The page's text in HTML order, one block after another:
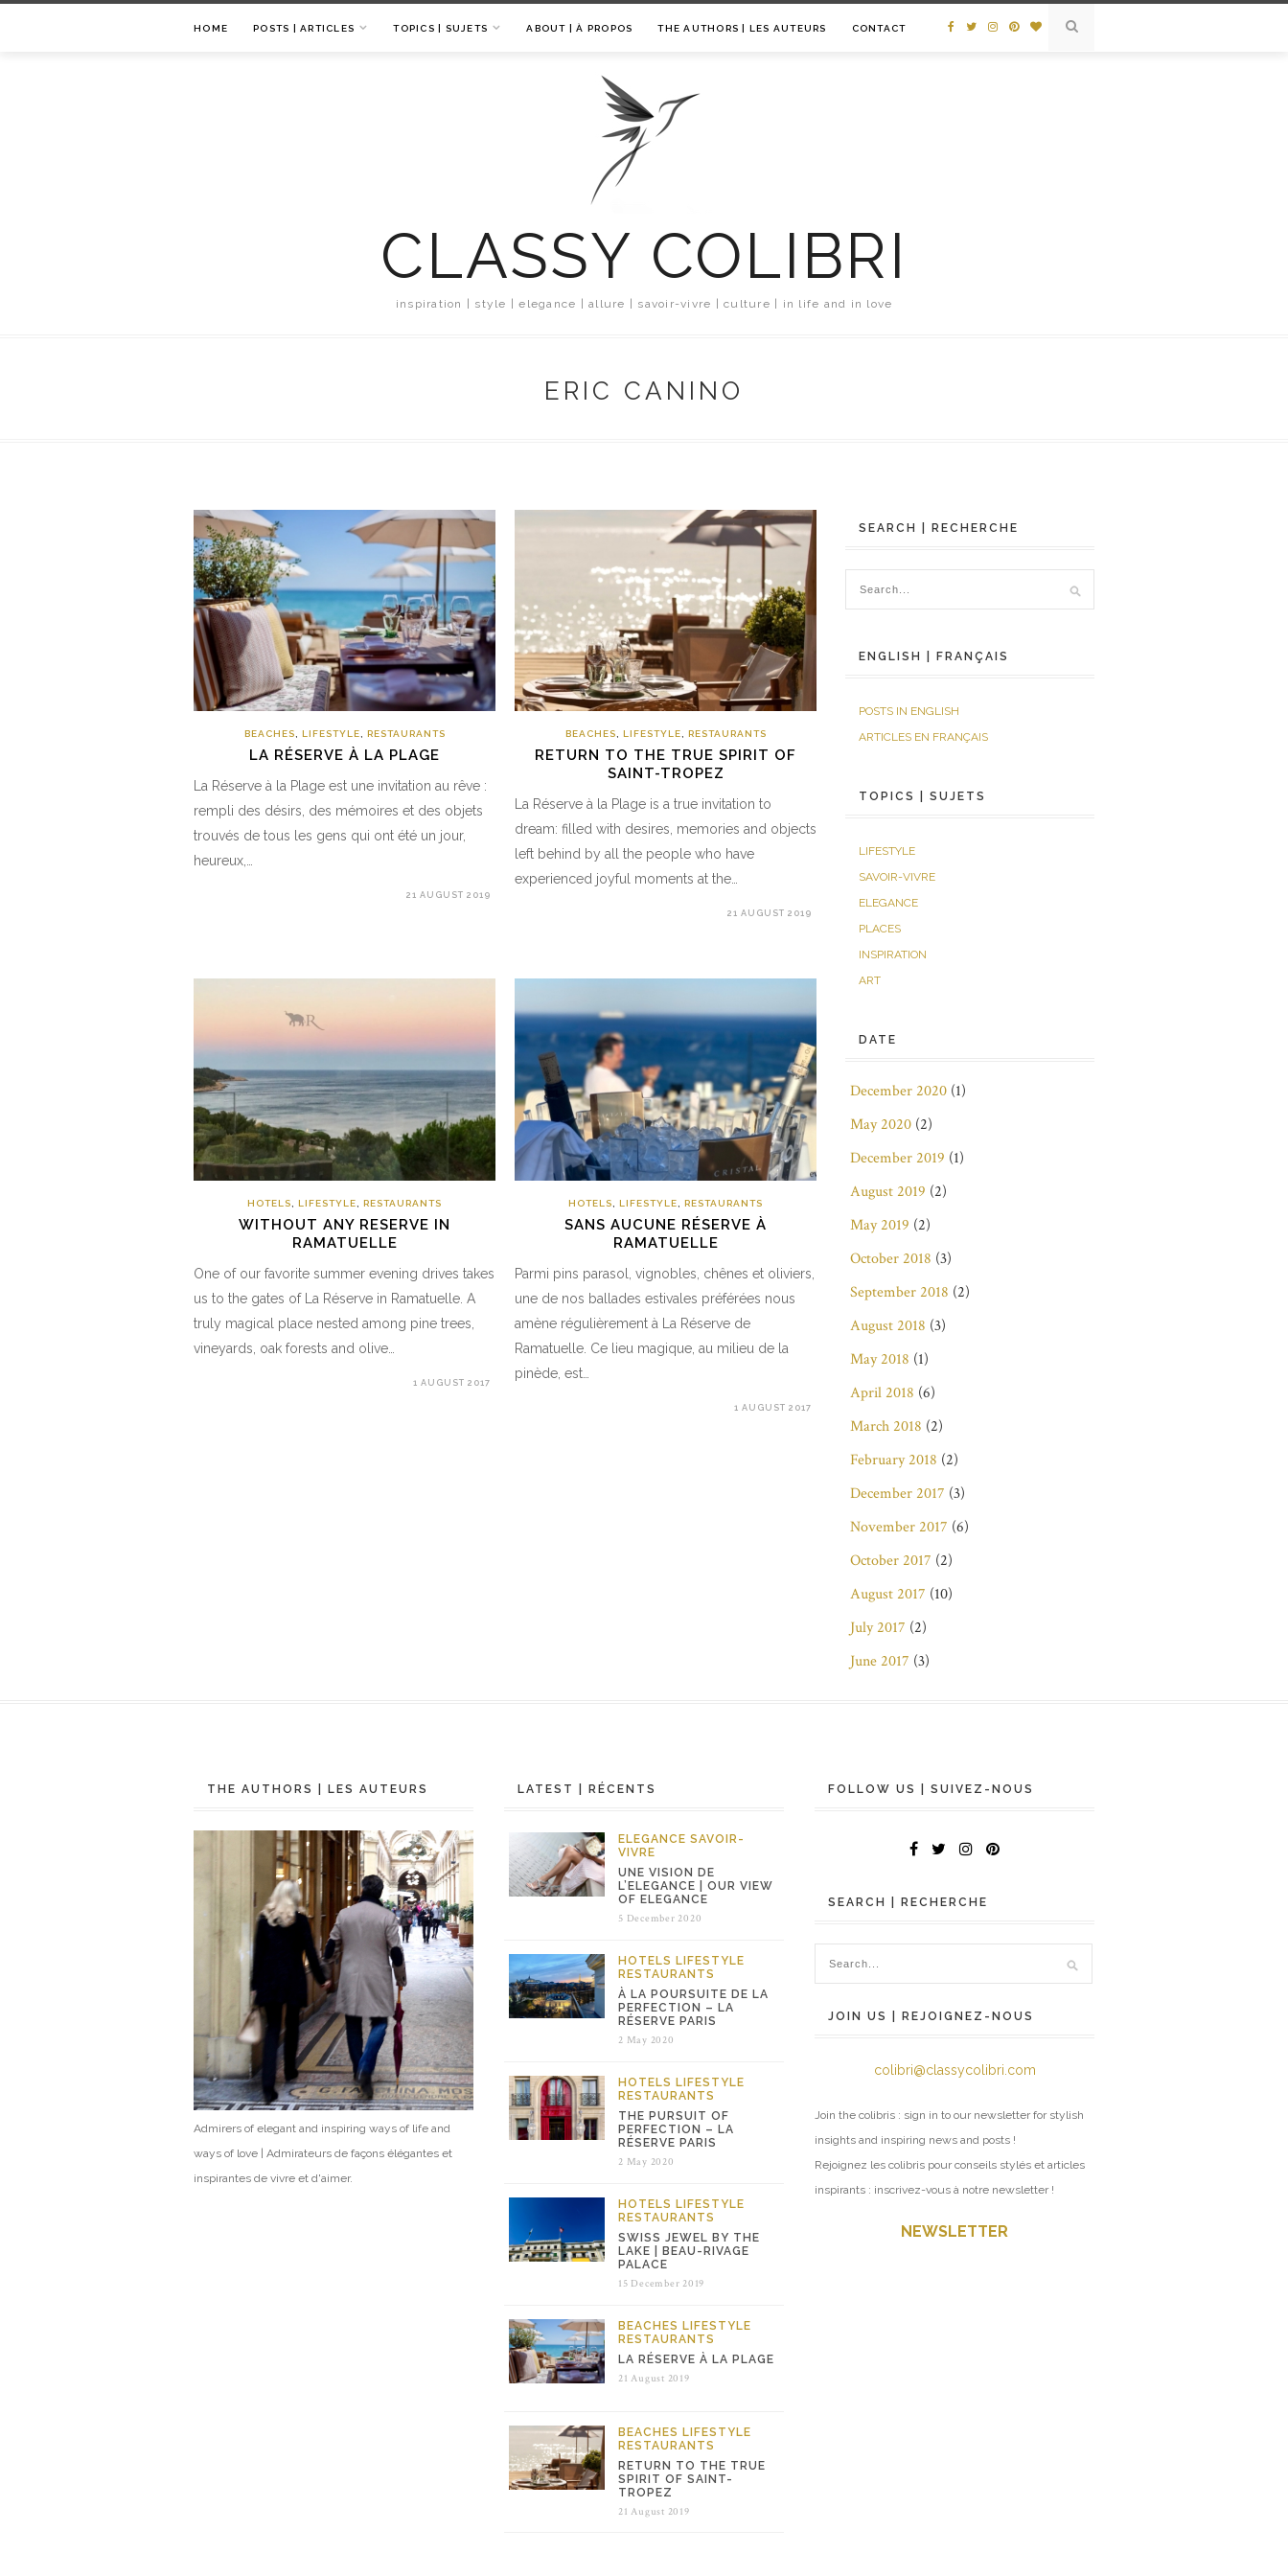
HOME POSTS | ARTICLES TOPICS | SUJETS ABOUT | À PROPOS THE AUTHORS | LES AUTEURS CONTACT
CLASSY COLIBRI
inspiration | style | elegance | allure | savoir-vivre | culture | in life and in love
ERIC CANINO
BEACHES, LIFESTYLE, RESTAURANTS
LA RÉSERVE À LA PLAGE
La Réserve à la Plage est une invitation au rêve :
rempli des désirs, des mémoires et des objets
trouvés de tous les gens qui ont été un jour,
heureux,…
21 AUGUST 2019
BEACHES, LIFESTYLE, RESTAURANTS
RETURN TO THE TRUE SPIRIT OF
SAINT-TROPEZ
La Réserve à la Plage is a true invitation to
dream: filled with desires, memories and objects
left behind by all the people who have
experienced joyful moments at the…
21 AUGUST 2019
HOTELS LIFESTYLE RESTAURANTS
WITHOUT ANY RESERVE IN
RAMATUELLE
One of our favorite summer evening drives takes
us to the gates of La Réserve in Ramatuelle. A
truly magical place nested among pine trees,
vineyards, oak forests and olive…
1 AUGUST 2017
HOTELS LIFESTYLE RESTAURANTS
SANS AUCUNE RÉSERVE À
RAMATUELLE
Parmi pins parasol, vignobles, chênes et oliviers,
une de nos ballades estivales préférées nous
amène régulièrement à La Réserve de
Ramatuelle. Ce lieu magique, au milieu de la
pinède, est…
1 AUGUST 2017
SEARCH | RECHERCHE
ENGLISH | FRANÇAIS
POSTS IN ENGLISH
ARTICLES EN FRANÇAIS
TOPICS | SUJETS
LIFESTYLE
SAVOIR-VIVRE
ELEGANCE
PLACES
INSPIRATION
ART
DATE
December 2020 (1)
May 2020 (2)
December 2019 (1)
August 2019 (2)
May 2019 (2)
October 2018 (3)
September 2018 (2)
August 2018 (3)
May 2018 (1)
April 2018 (6)
March 2018 (2)
February 2018 (2)
December 2017 (3)
November 2017 (6)
October 2017 (2)
August 2017 (10)
July 2017 (2)
June 2017 (3)
THE AUTHORS | LES AUTEURS
Admirers of elegant and inspiring ways of life and
ways of love | Admirateurs de façons élégantes et
inspirantes de vivre et d'aimer.
LATEST | RÉCENTS
ELEGANCE SAVOIR-
VIVRE
UNE VISION DE
L’ELEGANCE | OUR VIEW
OF ELEGANCE
5 December 2020
HOTELS LIFESTYLE
RESTAURANTS
À LA POURSUITE DE LA
PERFECTION – LA
RÉSERVE PARIS
2 May 2020
HOTELS LIFESTYLE
RESTAURANTS
THE PURSUIT OF
PERFECTION – LA
RÉSERVE PARIS
2 May 2020
HOTELS LIFESTYLE
RESTAURANTS
SWISS JEWEL BY THE
LAKE | BEAU-RIVAGE
PALACE
15 December 2019
BEACHES LIFESTYLE
RESTAURANTS
LA RÉSERVE À LA PLAGE
21 August 2019
BEACHES LIFESTYLE
RESTAURANTS
RETURN TO THE TRUE
SPIRIT OF SAINT-
TROPEZ
21 August 2019
FOLLOW US | SUIVEZ-NOUS
SEARCH | RECHERCHE
JOIN US | REJOIGNEZ-NOUS
colibri@classycolibri.com
Join the colibris : sign in to our newsletter for stylish
insights and inspiring news and posts !
Rejoignez les colibris pour conseils stylés et articles
inspirants : inscrivez-vous à notre newsletter !
NEWSLETTER